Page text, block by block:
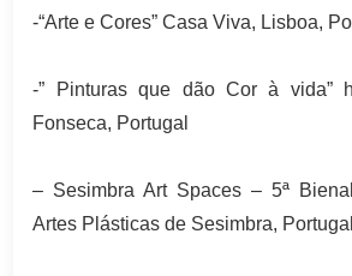
-“Arte e Cores” Casa Viva, Lisboa,
-” Pinturas que dão Cor à vida”
Fonseca, Portugal
– Sesimbra Art Spaces – 5ª
Artes Plásticas de Sesimbra, Portugal